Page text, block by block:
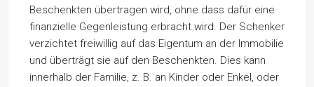
Beschenkten übertragen wird, ohne dass dafür eine
finanzielle Gegenleistung erbracht wird. Der Schenker
verzichtet freiwillig auf das Eigentum an der Immobilie
und überträgt sie auf den Beschenkten. Dies kann
innerhalb der Familie, z. B. an Kinder oder Enkel, oder